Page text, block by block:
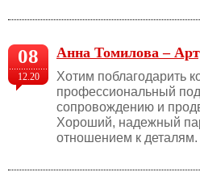
08
12.20
Анна Томилова –
Хотим поблагодарить
профессиональный
сопровождению и
Хороший, надежный
отношением к деталям.